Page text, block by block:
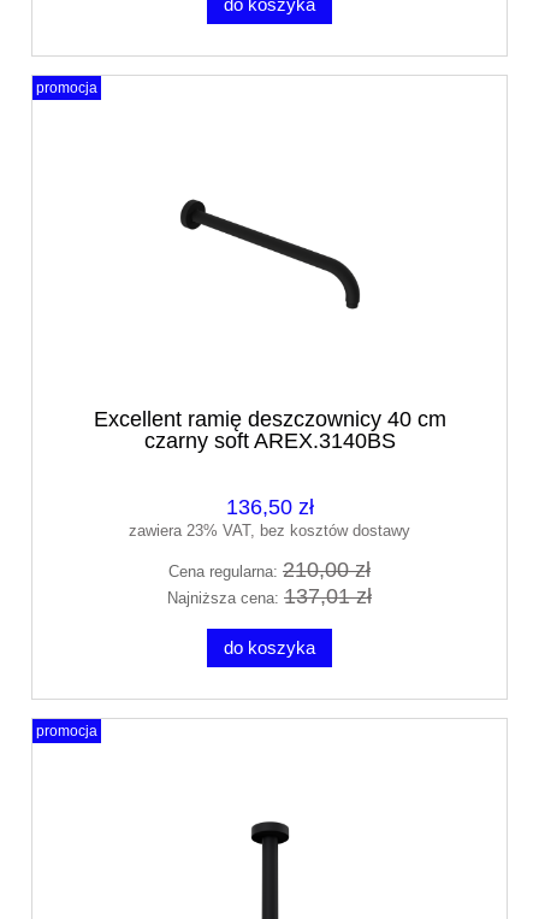
do koszyka
Excellent ramię deszczownicy 40 cm
czarny soft AREX.3140BS
136,50 zł
zawiera 23% VAT, bez kosztów dostawy
Cena regularna: 210,00 zł
Najniższa cena: 137,01 zł
do koszyka
promocja
promocja